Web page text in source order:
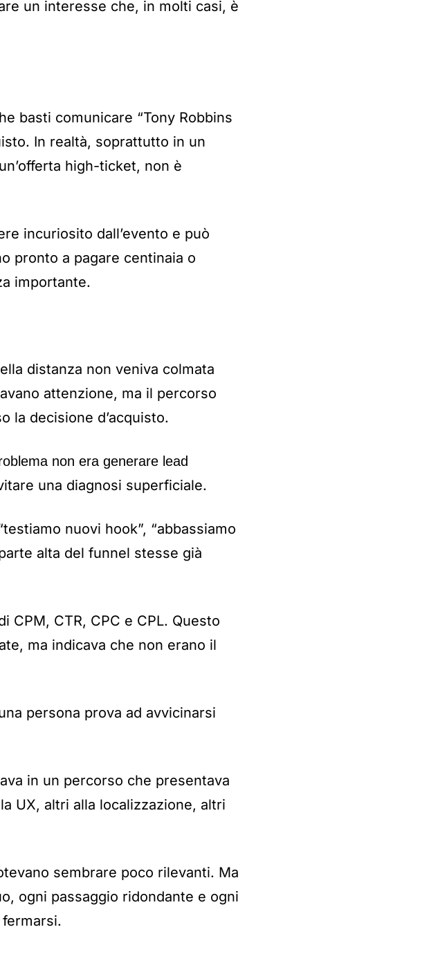
un interesse che, in molti casi, è
basti comunicare “Tony Robbins
In realtà, soprattutto in un
high-ticket, non è
incuriosito dall’evento e può
pronto a pagare centinaia o
importante.
distanza non veniva colmata
attenzione, ma il percorso
la decisione d’acquisto.
non era generare lead
una diagnosi superficiale.
nuovi hook”, “abbassiamo
alta del funnel stesse già
CPM, CTR, CPC e CPL. Questo
ma indicava che non erano il
persona prova ad avvicinarsi
in un percorso che presentava
UX, altri alla localizzazione, altri
sembrare poco rilevanti. Ma
ogni passaggio ridondante e ogni